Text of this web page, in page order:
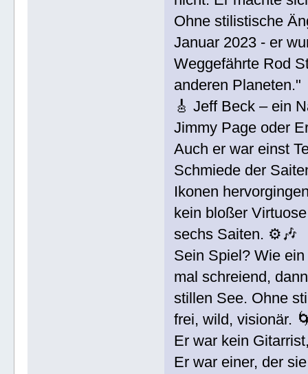
Ohne stilistische
Januar 2023 - er
Weggefährte Rod
anderen Planeten."
🎸 Jeff Beck – ein
Jimmy Page oder
Auch er war einst
Schmiede der
Ikonen
kein bloßer
sechs Saiten. ⚙️🎶
Sein Spiel? Wie
mal schreiend,
stillen See. Ohne
frei, wild, visionär.
Er war kein
Er war einer, der